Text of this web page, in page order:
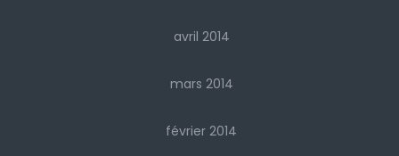
avril 2014
mars 2014
février 2014